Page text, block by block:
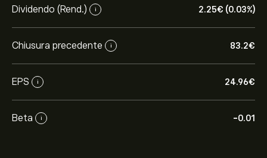
Dividendo (Rend.) i 2.25‎€‎ (0.03%)
Chiusura precedente i 83.2‎€‎
EPS i 24.96‎€‎
Beta i -0.01